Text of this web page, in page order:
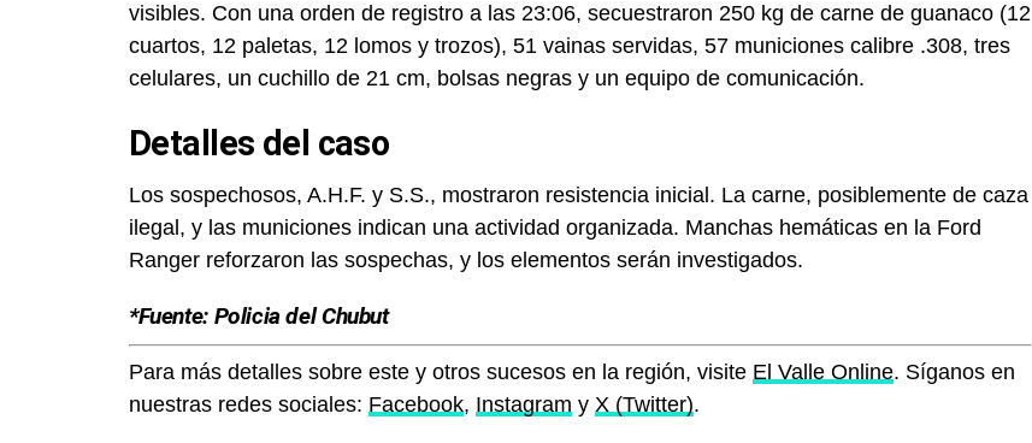
visibles. Con una orden de registro a las 23:06, secuestraron 250 kg de carne de guanaco (12
cuartos, 12 paletas, 12 lomos y trozos), 51 vainas servidas, 57 municiones calibre .308, tres
celulares, un cuchillo de 21 cm, bolsas negras y un equipo de comunicación.
Detalles del caso
Los sospechosos, A.H.F. y S.S., mostraron resistencia inicial. La carne, posiblemente de caza
ilegal, y las municiones indican una actividad organizada. Manchas hemáticas en la Ford
Ranger reforzaron las sospechas, y los elementos serán investigados.
*Fuente: Policia del Chubut
Para más detalles sobre este y otros sucesos en la región, visite El Valle Online. Síganos en
nuestras redes sociales: Facebook, Instagram y X (Twitter).